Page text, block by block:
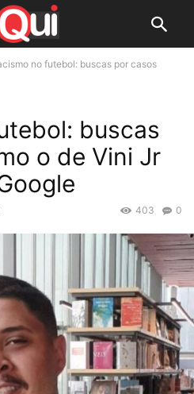
no futebol: buscas por casos
buscas
o de Vini Jr
0
403